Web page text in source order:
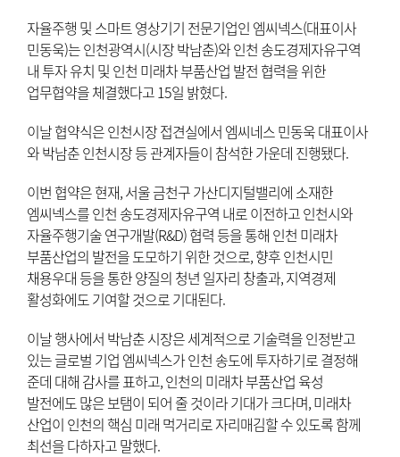
자율주행 및 스마트 영상기기 전문기업인 엠씨넥스(대표이사
민동욱)는 인천광역시(시장 박남춘)와 인천 송도경제자유구역
내 투자 유치 및 인천 미래차 부품산업 발전 협력을 위한
업무협약을 체결했다고 15일 밝혔다.
이날 협약식은 인천시장 접견실에서 엠씨네스 민동욱 대표이사
와 박남춘 인천시장 등 관계자들이 참석한 가운데 진행됐다.
이번 협약은 현재, 서울 금천구 가산디지털밸리에 소재한
엠씨넥스를 인천 송도경제자유구역 내로 이전하고 인천시와
자율주행기술 연구개발(R&D) 협력 등을 통해 인천 미래차
부품산업의 발전을 도모하기 위한 것으로, 향후 인천시민
채용우대 등을 통한 양질의 청년 일자리 창출과, 지역경제
활성화에도 기여할 것으로 기대된다.
이날 행사에서 박남춘 시장은 세계적으로 기술력을 인정받고
있는 글로벌 기업 엠씨넥스가 인천 송도에 투자하기로 결정해
준데 대해 감사를 표하고, 인천의 미래차 부품산업 육성
발전에도 많은 보탬이 되어 줄 것이라 기대가 크다며, 미래차
산업이 인천의 핵심 미래 먹거리로 자리매김할 수 있도록 함께
최선을 다하자고 말했다.